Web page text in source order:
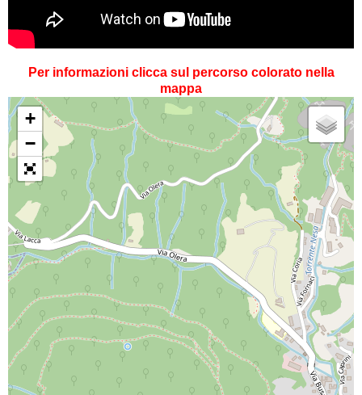
Per informazioni clicca sul percorso colorato nella
mappa
+
−